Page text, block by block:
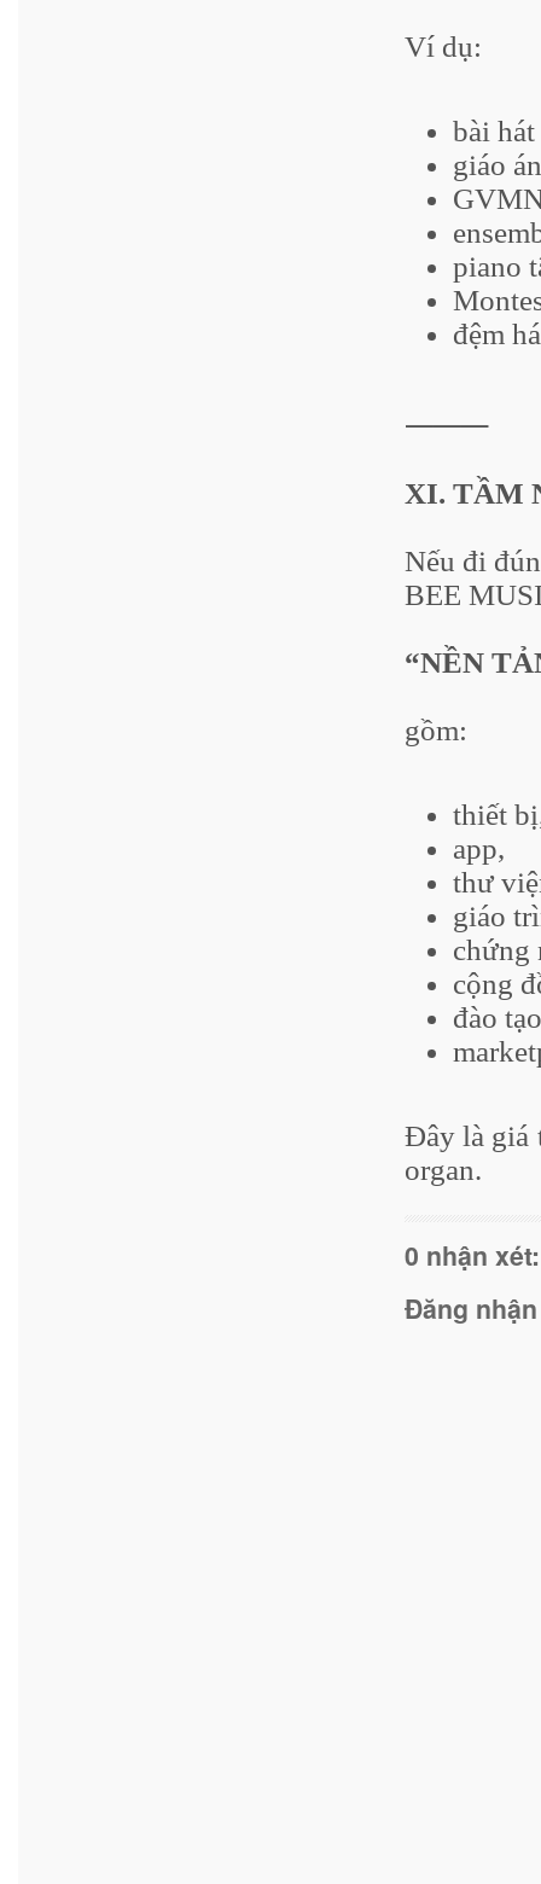
Ví dụ:
bài
giáo
piano
đệm
⸻
XI. TẦM
Nếu đi
BEE
“NỀN
gồm:
thiết
app,
thư
giáo
chứng
cộng
đào
Đây là giá
organ.
0 nhận xét:
Đăng